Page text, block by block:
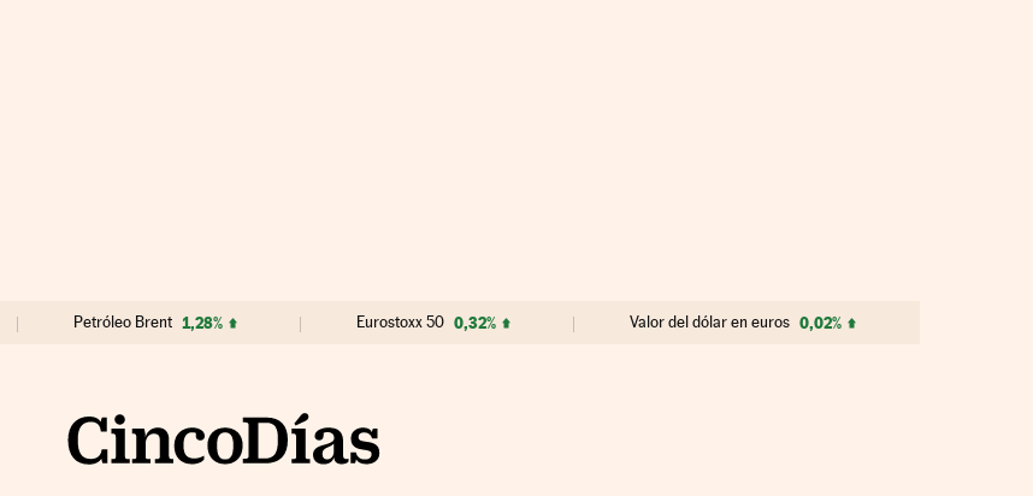
Petróleo Brent 1,28% Eurostoxx 50 0,32% Valor del dólar en euros 0,02%